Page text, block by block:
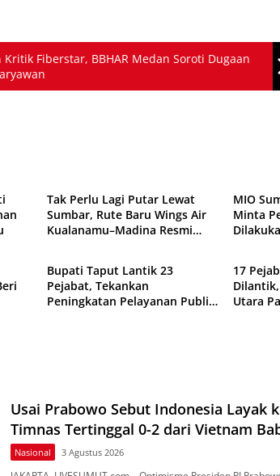
Kritik Fiberstar, BBHAR Medan Soroti Dugaan
Tak Perlu Lagi Putar Lewat
Sumbar, Rute Baru Wings Air
Kualanamu–Madina Resmi
MIO
Minta
Daerah
Bupati Taput Lantik 23
Pejabat, Tekankan
Peningkatan Pelayanan Publik
Daerah
17
Utara
Usai Prabowo Sebut Indonesia Layak
Timnas Tertinggal 0-2 dari Vietnam
Nasional 3 Agustus 2026